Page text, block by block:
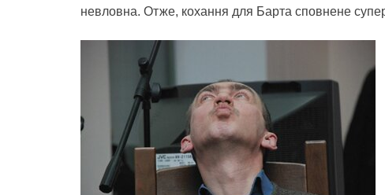
невловна. Отже, кохання для Барта сповнене